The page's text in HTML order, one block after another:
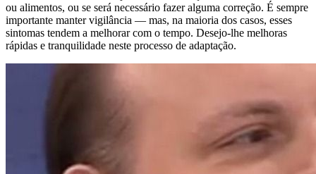
ou alimentos, ou se será necessário fazer alguma correção. É sempre
importante manter vigilância — mas, na maioria dos casos, esses
sintomas tendem a melhorar com o tempo. Desejo-lhe melhoras
rápidas e tranquilidade neste processo de adaptação.